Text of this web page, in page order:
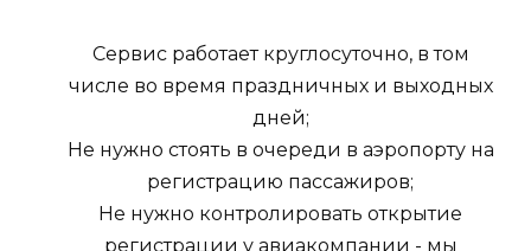
Сервис работает круглосуточно, в том
числе во время праздничных и выходных
дней;
Не нужно стоять в очереди в аэропорту на
регистрацию пассажиров;
Не нужно контролировать открытие
регистрации у авиакомпании - мы